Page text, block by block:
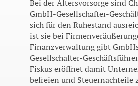
Bei der Altersvorsorge sind
GmbH-Gesellschafter-
sich für den Ruhestand
ist sie bei
Finanzverwaltung gibt
Gesellschafter-
Fiskus eröffnet damit
befreien und Steuernachteile